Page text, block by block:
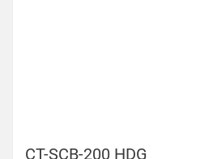
CT-SCB-200 HDG